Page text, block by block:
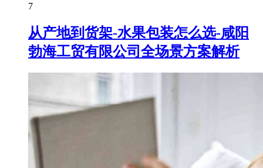
7
从产地到货架-水果包装怎么选-咸阳
勃海工贸有限公司全场景方案解析